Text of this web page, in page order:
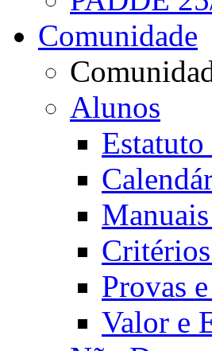
Comunidade
Alunos
Provas
Valor e